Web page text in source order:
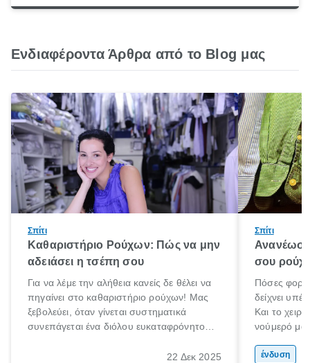
Ενδιαφέροντα Άρθρα από το Blog μας
Σπίτι
Καθαριστήριο Ρούχων: Πώς να μην
αδειάσει η τσέπη σου
Για να λέμε την αλήθεια κανείς δε θέλει να
πηγαίνει στο καθαριστήριο ρούχων! Μας
ξεβολεύει, όταν γίνεται συστηματικά
συνεπάγεται ένα διόλου ευκαταφρόνητο
δυστυχώς τα αποτελέσματα στα ρούχα ή
22 Δεκ 2025
Σπίτι
σου
Πόσες
δείχνει
Και το
νούμερό
που
ένδυση